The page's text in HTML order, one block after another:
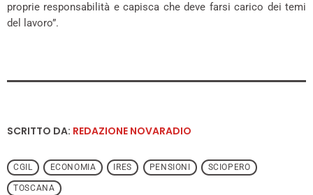
proprie responsabilità e capisca che deve farsi carico dei temi
del lavoro”.
SCRITTO DA: REDAZIONE NOVARADIO
CGIL ECONOMIA IRES PENSIONI SCIOPERO
TOSCANA